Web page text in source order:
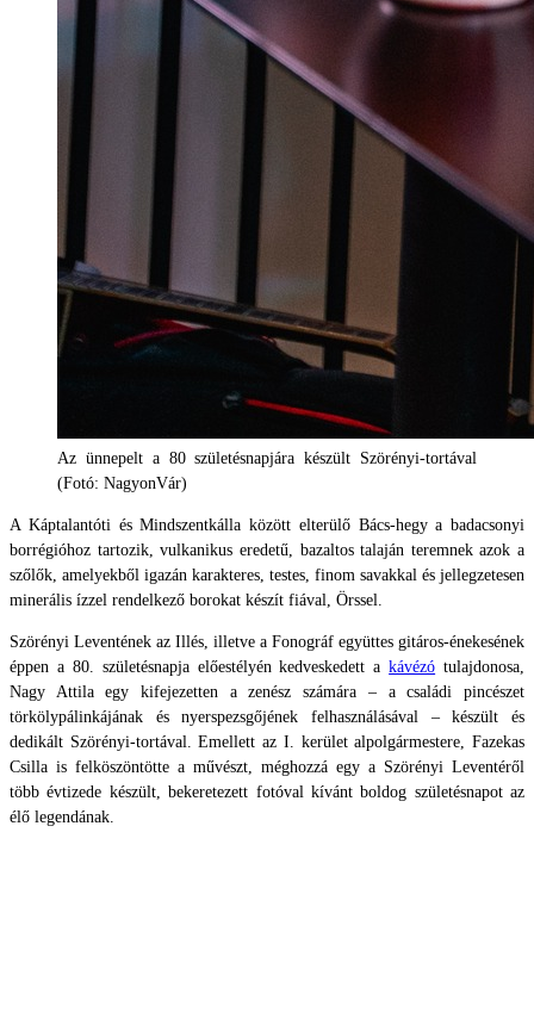
Az ünnepelt a 80 születésnapjára készült Szörényi-tortával
(Fotó: NagyonVár)
A Káptalantóti és Mindszentkálla között elterülő Bács-hegy a badacsonyi
borrégióhoz tartozik, vulkanikus eredetű, bazaltos talaján teremnek azok a
szőlők, amelyekből igazán karakteres, testes, finom savakkal és jellegzetesen
minerális ízzel rendelkező borokat készít fiával, Örssel.
Szörényi Leventének az Illés, illetve a Fonográf együttes gitáros-énekesének
éppen a 80. születésnapja előestélyén kedveskedett akávézó tulajdonosa,
Nagy Attila egy kifejezetten a zenész számára – a családi pincészet
törkölypálinkájának és nyerspezsgőjének felhasználásával – készült és
dedikált Szörényi-tortával. Emellett az I. kerület alpolgármestere, Fazekas
Csilla is felköszöntötte a művészt, méghozzá egy a Szörényi Leventéről
több évtizede készült, bekeretezett fotóval kívánt boldog születésnapot az
élő legendának.